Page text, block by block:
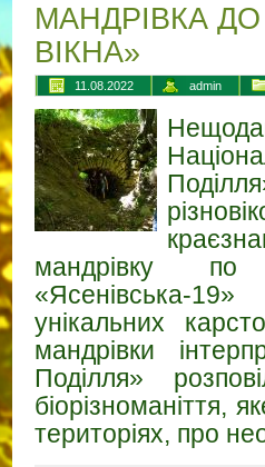
МАНДРІВКА
ВІКНА»
11.08.2022 admin
мандрівку по
«Ясенівська-
унікальних
мандрівки
Поділля»
біорізноманіття,
територіях, про